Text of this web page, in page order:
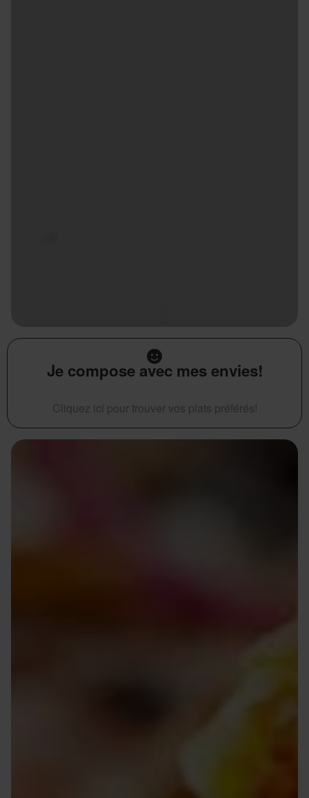
Je compose avec mes envies!
Cliquez ici pour trouver vos plats préférés!